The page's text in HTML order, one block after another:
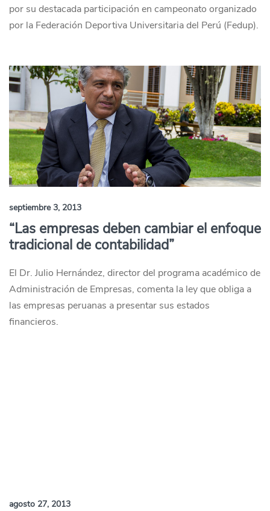
por su destacada participación en campeonato organizado
por la Federación Deportiva Universitaria del Perú (Fedup).
septiembre 3, 2013
“Las empresas deben cambiar el enfoque
tradicional de contabilidad”
El Dr. Julio Hernández, director del programa académico de
Administración de Empresas, comenta la ley que obliga a
las empresas peruanas a presentar sus estados
financieros.
agosto 27, 2013